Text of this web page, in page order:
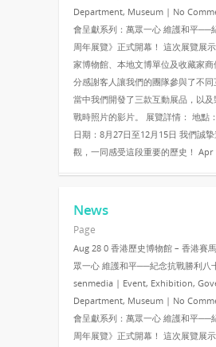
Department, Museum | No
會呈獻系列：萬眾一心 維護和平──
周年展覽》正式開幕！ 這次展覽展
家博物館、本地文博單位及收藏家
分感謝客人讓我們的團隊參與了不同
當中我們開發了三款互動展品，以
戰時照片的影片。 展覽詳情： 地點
日期：8月27日至12月15日 我們誠
觀，一同感受這段重要的歷史！ Apr
News
Page
Aug 28 0 香港歷史博物館 – 香港賽
眾一心 維護和平──紀念抗戰勝利八
senmedia | Event, Exhibition,
Department, Museum | No
會呈獻系列：萬眾一心 維護和平──
周年展覽》正式開幕！ 這次展覽展